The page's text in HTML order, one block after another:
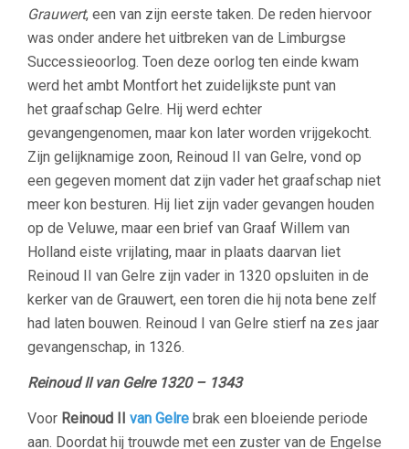
Grauwert, een van zijn eerste taken. De reden hiervoor
was onder andere het uitbreken van de Limburgse
Successieoorlog. Toen deze oorlog ten einde kwam
werd het ambt Montfort het zuidelijkste punt van
het graafschap Gelre. Hij werd echter
gevangengenomen, maar kon later worden vrijgekocht.
Zijn gelijknamige zoon, Reinoud II van Gelre, vond op
een gegeven moment dat zijn vader het graafschap niet
meer kon besturen. Hij liet zijn vader gevangen houden
op de Veluwe, maar een brief van Graaf Willem van
Holland eiste vrijlating, maar in plaats daarvan liet
Reinoud II van Gelre zijn vader in 1320 opsluiten in de
kerker van de Grauwert, een toren die hij nota bene zelf
had laten bouwen. Reinoud I van Gelre stierf na zes jaar
gevangenschap, in 1326.
Reinoud II van Gelre 1320 – 1343
Voor Reinoud II van Gelre brak een bloeiende periode
aan. Doordat hij trouwde met een zuster van de Engelse